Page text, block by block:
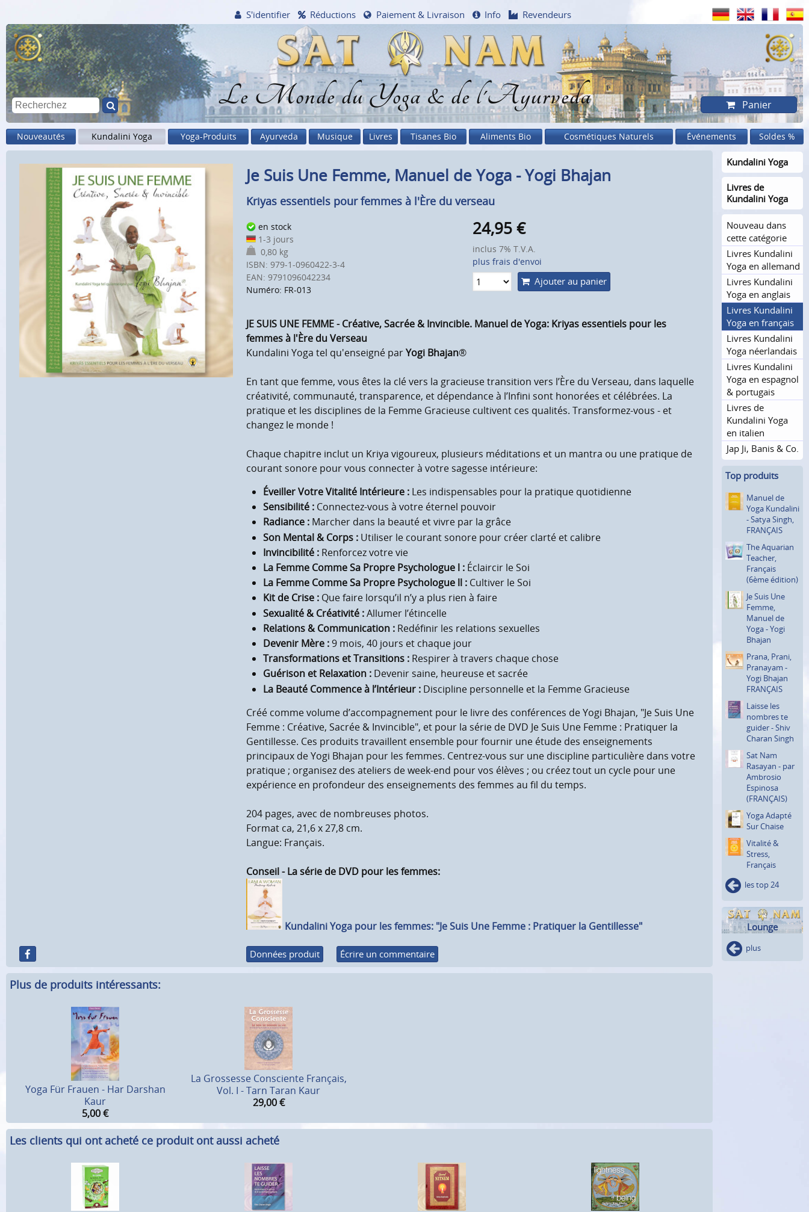
Le Monde du Yoga & de l'Ayurveda
S'identifier Réductions Paiement & Livraison Info Revendeurs
Panier
Nouveautés Kundalini Yoga Yoga-Produits Ayurveda Musique Livres Tisanes Bio Aliments Bio Cosmétiques Naturels Événements Soldes %
Je Suis Une Femme, Manuel de Yoga - Yogi Bhajan
Kriyas essentiels pour femmes à l'Ère du verseau
en stock
1-3 jours
0,80 kg
ISBN: 979-1-0960422-3-4
EAN: 9791096042234
Numéro: FR-013
24,95€
inclus 7% T.V.A.
plus frais d'envoi
Ajouter au panier
JE SUIS UNE FEMME - Créative, Sacrée & Invincible. Manuel de Yoga: Kriyas essentiels pour les
femmes à l'Ère du Verseau
Kundalini Yoga tel qu'enseigné parYogi Bhajan®
En tant que femme, vous êtes la clé vers la gracieuse transition vers l’Ère du Verseau, dans laquelle
créativité, communauté, transparence, et dépendance à l’Infini sont honorées et célébrées. La
pratique et les disciplines de la Femme Gracieuse cultivent ces qualités. Transformez-vous - et
changez le monde !
Chaque chapitre inclut un Kriya vigoureux, plusieurs méditations et un mantra ou une pratique de
courant sonore pour vous connecter à votre sagesse intérieure:
Éveiller Votre Vitalité Intérieure : Les indispensables pour la pratique quotidienne
Sensibilité : Connectez-vous à votre éternel pouvoir
Radiance : Marcher dans la beauté et vivre par la grâce
Son Mental & Corps : Utiliser le courant sonore pour créer clarté et calibre
Invincibilité : Renforcez votre vie
La Femme Comme Sa Propre Psychologue l : Éclaircir le Soi
La Femme Comme Sa Propre Psychologue ll : Cultiver le Soi
Kit de Crise : Que faire lorsqu’il n’y a plus rien à faire
Sexualité & Créativité :Allumer l’étincelle
Relations & Communication : Redéfinir les relations sexuelles
Devenir Mère :9 mois, 40 jours et chaque jour
Transformations et Transitions : Respirer à travers chaque chose
Guérison et Relaxation : Devenir saine, heureuse et sacrée
La Beauté Commence à l’Intérieur : Discipline personnelle et la Femme Gracieuse
Créé comme volume d’accompagnement pour le livre des conférences de Yogi Bhajan, "Je Suis Une
Femme : Créative, Sacrée & Invincible", et pour la série de DVD Je Suis Une Femme : Pratiquer la
Gentillesse. Ces produits travaillent ensemble pour fournir une étude des enseignements
principaux de Yogi Bhajan pour les femmes. Centrez-vous sur une discipline particulière dans votre
pratique ; organisez des ateliers de week-end pour vos élèves ; ou créez tout un cycle pour une
expérience en profondeur des enseignements des femmes au fil du temps.
204 pages, avec de nombreuses photos.
Format ca, 21,6 x 27,8 cm.
Langue: Français.
Conseil - La série de DVD pour les femmes:
Kundalini Yoga pour les femmes: "Je Suis Une Femme : Pratiquer la Gentillesse"
Données produit Écrire un commentaire
Plus de produits intéressants:
Yoga Für Frauen - Har Darshan
Kaur
5,00€
La Grossesse Consciente Français,
Vol. I - Tarn Taran Kaur
29,00 €
Les clients qui ont acheté ce produit ont aussi acheté
Kundalini Yoga
Livres de
Kundalini Yoga
Nouveau dans
cette catégorie
Livres Kundalini
Yoga en allemand
Livres Kundalini
Yoga en anglais
Livres Kundalini
Yoga en français
Livres Kundalini
Yoga néerlandais
Livres Kundalini
Yoga en espagnol
& portugais
Livres de
Kundalini Yoga
en italien
Jap Ji, Banis & Co.
Top produits
Manuel de
Yoga Kundalini
- Satya Singh,
FRANÇAIS
The Aquarian
Teacher,
Français
(6ème édition)
Je Suis Une
Femme,
Manuel de
Yoga - Yogi
Bhajan
Prana, Prani,
Pranayam -
Yogi Bhajan
FRANÇAIS
Laisse les
nombres te
guider - Shiv
Charan Singh
Sat Nam
Rasayan - par
Ambrosio
Espinosa
(FRANÇAIS)
Yoga Adapté
Sur Chaise
Vitalité &
Stress,
Français
les top 24
Lounge
plus